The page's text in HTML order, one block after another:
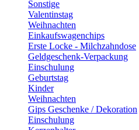
Sonstige
Valentinstag
Weihnachten
Einkaufswagenchips
Erste Locke - Milchzahndose
Geldgeschenk-Verpackung
Einschulung
Geburtstag
Kinder
Weihnachten
Gips Geschenke / Dekoration
Einschulung